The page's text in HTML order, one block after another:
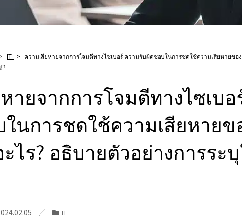
> IT > ความเสียหายจากการโจมตีทางไซเบอร์ ความรับผิดชอบในการชดใช้ความเสียหายขอ
า
ายจากการโจมตีทางไซเบอ
นการชดใช้ความเสียหายข
ไร? อธิบายตัวอย่างการระ
IT